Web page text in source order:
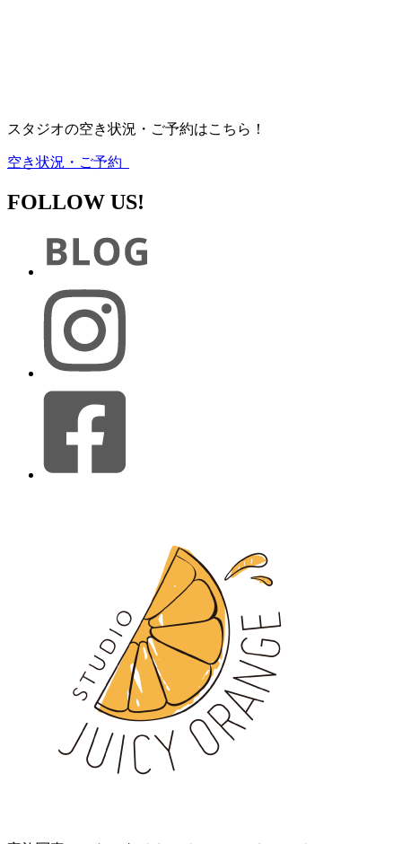
スタジオの空き状況・ご予約はこちら！
空き状況・ご予約
FOLLOW US!